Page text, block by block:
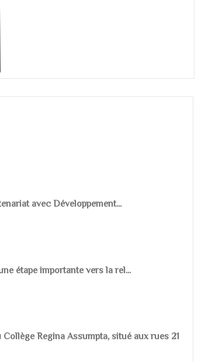
avec Développement...
étape importante vers la rel...
Regina Assumpta, situé aux rues 21